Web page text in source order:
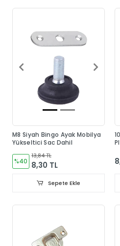
M8 Siyah Bingo Ayak Mobilya
Yükseltici Sac Dahil
%40
13,84 TL
8,30 TL
Sepete Ekle